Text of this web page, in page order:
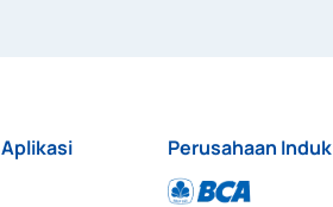
Perusahaan Induk